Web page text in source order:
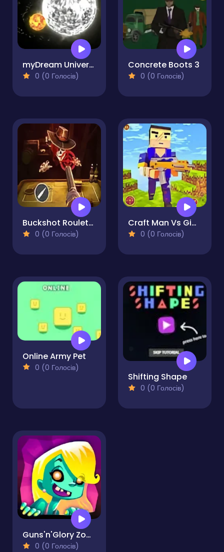
myDream Universe
0 (0 Голосів)
Concrete Boots 3
0 (0 Голосів)
Buckshot Roulette
0 (0 Голосів)
Craft Man Vs Giant TNT
0 (0 Голосів)
Online Army Pet
0 (0 Голосів)
Shifting Shape
0 (0 Голосів)
Guns'n'Glory Zombies
0 (0 Голосів)